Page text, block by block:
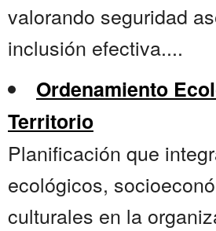
valorando seguridad
inclusión efectiva....
Ordenamiento
Territorio
Planificación que
ecológicos,
culturales en la